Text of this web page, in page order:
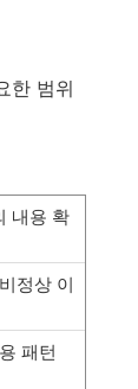
한 범위
내용 확
정상 이
패턴